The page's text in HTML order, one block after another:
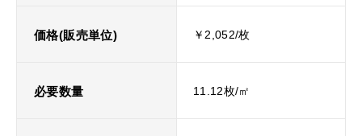
価格(販売単位) ￥2,052/枚
必要数量 11.12枚/㎡